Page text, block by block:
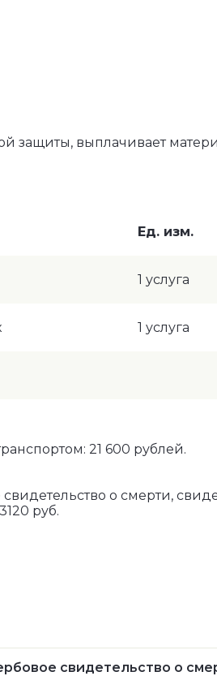
защиты, выплачивает
Ед. изм.
1 услуга
1 услуга
21 600 рублей.
о смерти,
руб.
свидетельство o